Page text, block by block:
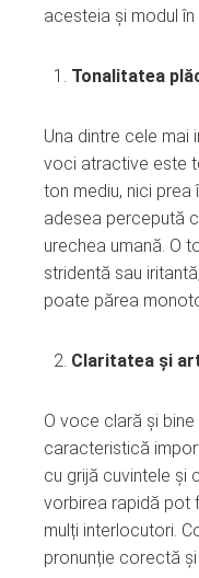
acesteia și modul
Tonalitatea
Una dintre cele mai
voci atractive este
ton mediu, nici prea
adesea percepută
urechea umană. O
stridentă sau
poate părea
Claritatea și
O voce clară și
caracteristică
cu grijă cuvintele și
vorbirea rapidă pot
mulți interlocutori.
pronunție corectă